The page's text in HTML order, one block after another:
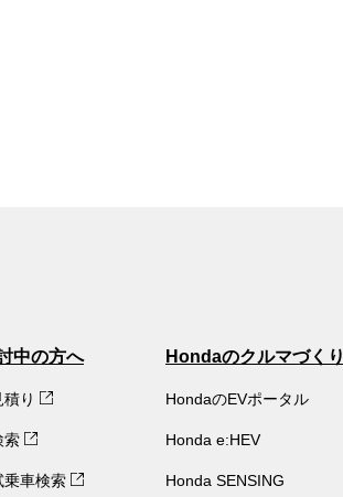
中の方へ
り
索
乗車検索
Hondaのクルマづくり
HondaのEVポータル
Honda e:HEV
Honda SENSING